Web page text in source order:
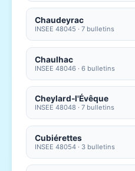
Chaudeyrac
INSEE 48045 · 7 bulletins
Chaulhac
INSEE 48046 · 6 bulletins
Cheylard-l'Évêque
INSEE 48048 · 7 bulletins
Cubiérettes
INSEE 48054 · 3 bulletins